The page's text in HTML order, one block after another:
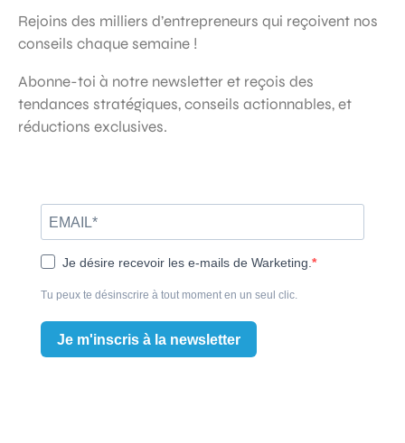
Rejoins des milliers d’entrepreneurs qui reçoivent nos
conseils chaque semaine !
Abonne-toi à notre newsletter et reçois des
tendances stratégiques, conseils actionnables, et
réductions exclusives.
Je désire recevoir les e-mails de Warketing.
Tu peux te désinscrire à tout moment en un seul clic.
Je m'inscris à la newsletter